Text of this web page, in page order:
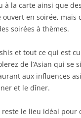
la carte ainsi que
en soirée, mais
soirées à thèmes.
et tout ce qui est
de l’Asian qui se
aux influences
et le dîner.
reste le lieu idéal pour